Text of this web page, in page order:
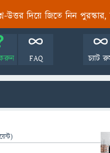
উত্তর দিয়ে জিতে নিন পুরস্কার,
করুন FAQ চ্যাট